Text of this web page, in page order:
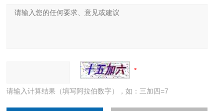
请输入计算结果（填写阿拉伯数字），如：三加四=7